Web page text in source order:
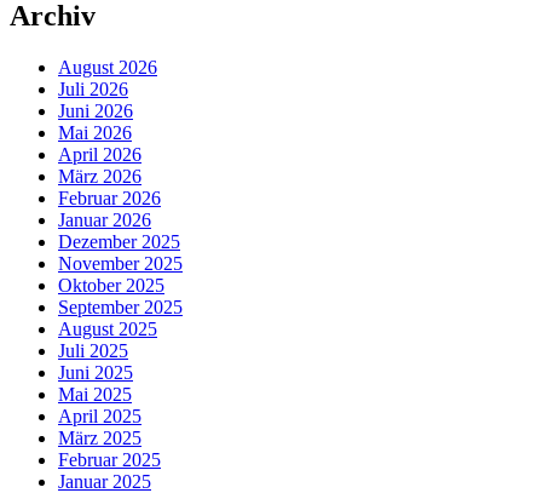
Archiv
August 2026
Juli 2026
Juni 2026
Mai 2026
April 2026
März 2026
Februar 2026
Januar 2026
Dezember 2025
November 2025
Oktober 2025
September 2025
August 2025
Juli 2025
Juni 2025
Mai 2025
April 2025
März 2025
Februar 2025
Januar 2025